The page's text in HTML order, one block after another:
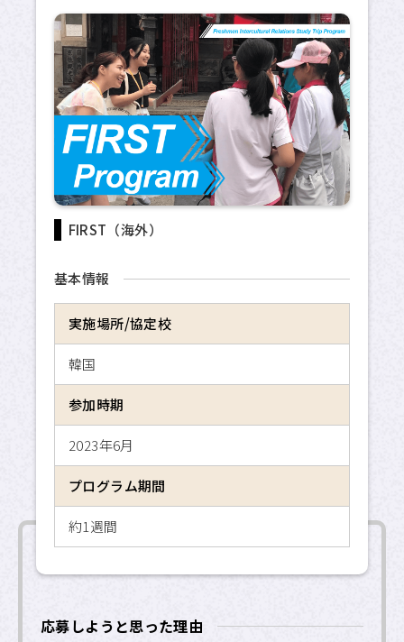
FIRST（海外）
基本情報
実施場所/協定校
韓国
参加時期
2023年6月
プログラム期間
約1週間
応募しようと思った理由
海外交換留学
危機管理
留学のための奨学金制度
APUへの留学
サイトマップ
APU公式Webサイト
APU SALC
APU サービスラーニング・
APU 学生留学アドバイザー